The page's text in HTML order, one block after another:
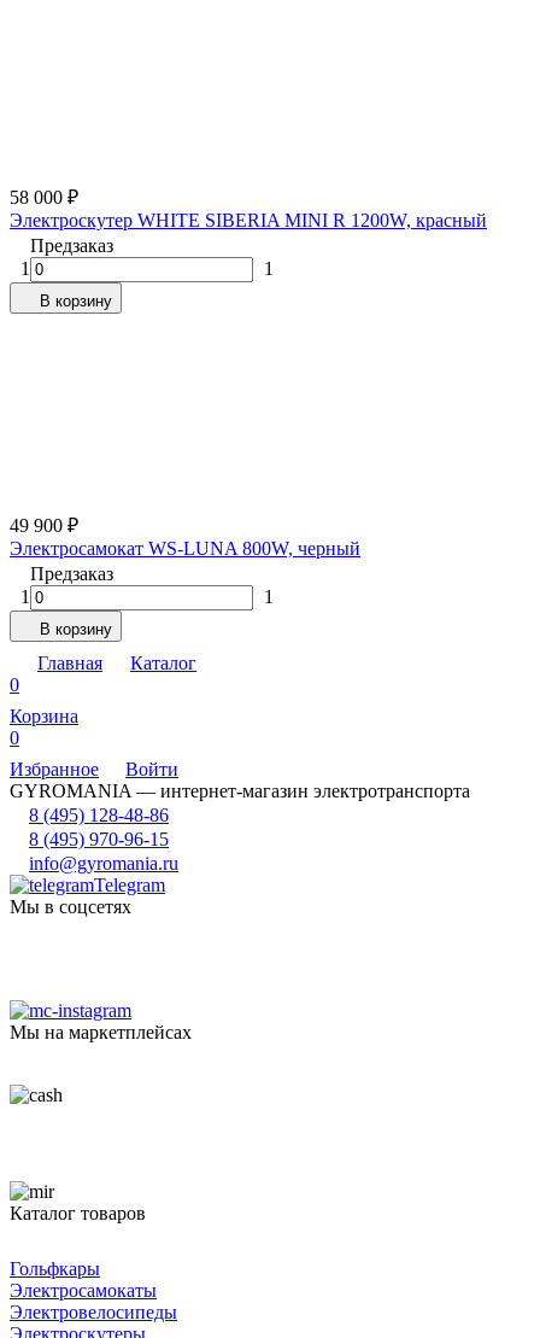
58 000 ₽
Электроскутер WHITE SIBERIA MINI R 1200W, красный
Предзаказ
1
1
В корзину
49 900 ₽
Электросамокат WS-LUNA 800W, черный
Предзаказ
1
1
В корзину
Главная
Каталог
0
Корзина
0
Избранное
Войти
GYROMANIA — интернет-магазин электротранспорта
8 (495) 128-48-86
8 (495) 970-96-15
info@gyromania.ru
Telegram
Мы в соцсетях
Мы на маркетплейсах
Каталог товаров
Гольфкары
Электросамокаты
Электровелосипеды
Электроскутеры